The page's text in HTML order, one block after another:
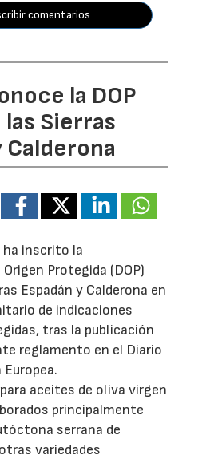
comentarios
la DOP
Sierras
Calderona
ha inscrito la
Protegida (DOP)
Espadán y Calderona en
de indicaciones
tras la publicación
reglamento en el Diario
aceites de oliva virgen
principalmente
serrana de
variedades